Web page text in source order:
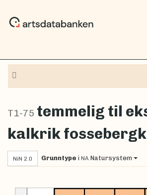
T1-75 temmelig til
kalkrik
NiN 2.0 Grunntype i NA Natursystem